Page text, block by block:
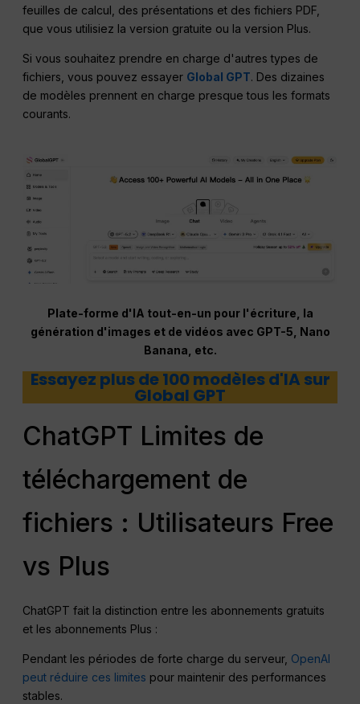
feuilles de calcul, des présentations et des fichiers PDF,
que vous utilisiez la version gratuite ou la version Plus.
Si vous souhaitez prendre en charge d'autres types de
fichiers, vous pouvez essayer Global GPT. Des dizaines
de modèles prennent en charge presque tous les formats
courants.
Plate-forme d'IA tout-en-un pour l'écriture, la
génération d'images et de vidéos avec GPT-5, Nano
Banana, etc.
Essayez plus de 100 modèles d'IA sur
Global GPT
ChatGPT Limites de
téléchargement de
fichiers : Utilisateurs Free
vs Plus
ChatGPT fait la distinction entre les abonnements gratuits
et les abonnements Plus :
Pendant les périodes de forte charge du serveur, OpenAI
peut réduire ces limites pour maintenir des performances
stables.